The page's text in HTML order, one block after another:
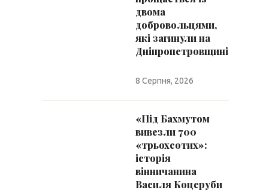
двома
добровольцями,
які загинули на
Дніпропетровщині
8 Серпня, 2026
«Під Бахмутом
вивезли 700
«трьохсотих»:
історія
вінничанина
Василя Коцеруби